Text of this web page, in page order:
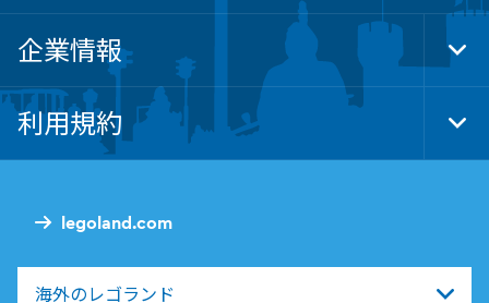
legoland.com
海外のレゴランド
企業情報
利用規約